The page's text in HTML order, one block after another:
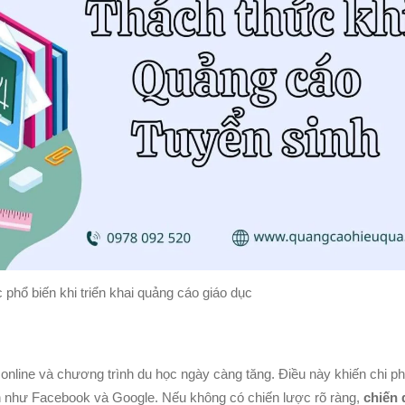
biến khi triển khai quảng cáo giáo dục
và chương trình du học ngày càng tăng. Điều này khiến chi
Facebook và Google. Nếu không có chiến lược rõ ràng, chiến